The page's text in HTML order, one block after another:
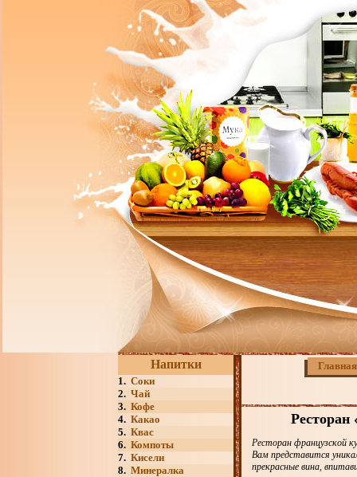
Напитки
1. Соки
2. Чай
3. Кофе
4. Какао
5. Квас
6. Компоты
7. Кисели
8. Минералка
Главная
Ресторан
Ресторан французской
Вам представится
прекрасные вина,